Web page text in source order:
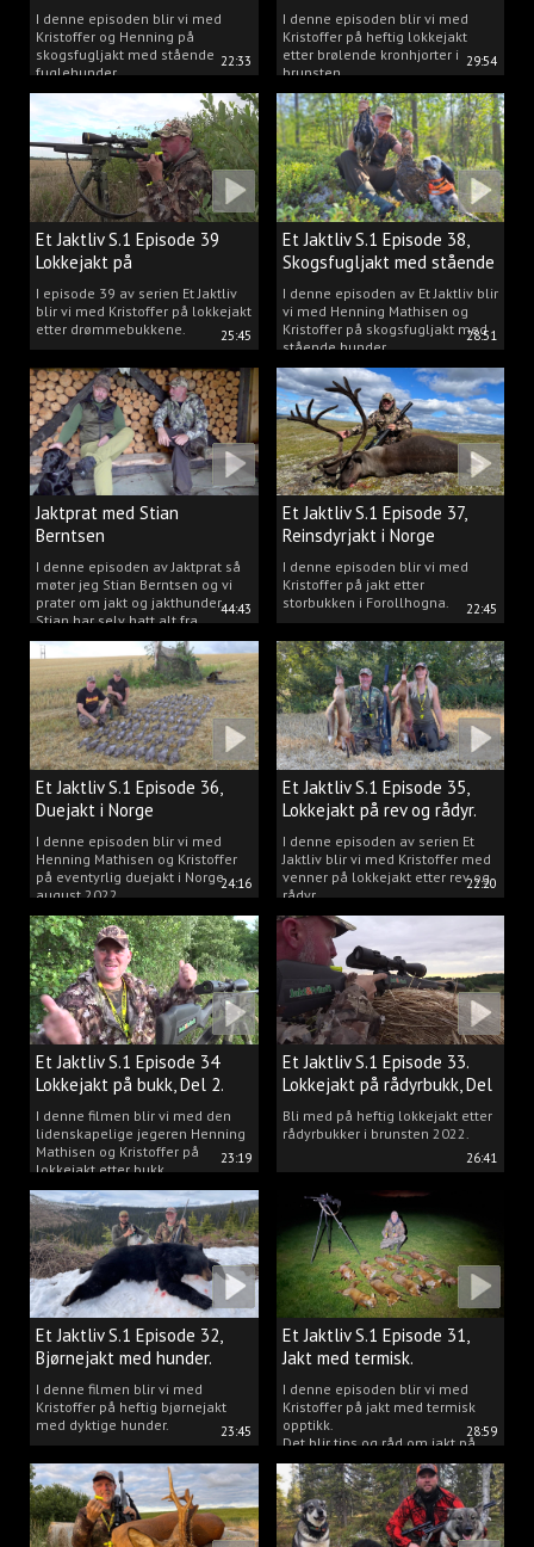
22:33
I denne episoden blir vi med
Kristoffer og Henning på
skogsfugljakt med stående
fuglehunder.
29:54
I denne episoden blir vi med
Kristoffer på heftig lokkejakt
etter brølende kronhjorter i
brunsten.
25:45
Et Jaktliv S.1 Episode 39
Lokkejakt på
drømmebukkene
I episode 39 av serien Et Jaktliv
blir vi med Kristoffer på lokkejakt
etter drømmebukkene.
28:51
Et Jaktliv S.1 Episode 38,
Skogsfugljakt med stående
hunder.
I denne episoden av Et Jaktliv blir
vi med Henning Mathisen og
Kristoffer på skogsfugljakt med
stående hunder.
44:43
Jaktprat med Stian
Berntsen
I denne episoden av Jaktprat så
møter jeg Stian Berntsen og vi
prater om jakt og jakthunder.
Stian har selv hatt alt fra
støvere, til elghunder,
rådyrhunder, spetser, apportører
og stående fuglehunder.
22:45
Et Jaktliv S.1 Episode 37,
Reinsdyrjakt i Norge
I denne episoden blir vi med
Kristoffer på jakt etter
storbukken i Forollhogna.
24:16
Et Jaktliv S.1 Episode 36,
Duejakt i Norge
I denne episoden blir vi med
Henning Mathisen og Kristoffer
på eventyrlig duejakt i Norge
august 2022.
22:20
Et Jaktliv S.1 Episode 35,
Lokkejakt på rev og rådyr.
I denne episoden av serien Et
Jaktliv blir vi med Kristoffer med
venner på lokkejakt etter rev og
rådyr.
23:19
Et Jaktliv S.1 Episode 34
Lokkejakt på bukk, Del 2.
I denne filmen blir vi med den
lidenskapelige jegeren Henning
Mathisen og Kristoffer på
lokkejakt etter bukk.
26:41
Et Jaktliv S.1 Episode 33.
Lokkejakt på rådyrbukk, Del
1.
Bli med på heftig lokkejakt etter
rådyrbukker i brunsten 2022.
23:45
Et Jaktliv S.1 Episode 32,
Bjørnejakt med hunder.
I denne filmen blir vi med
Kristoffer på heftig bjørnejakt
med dyktige hunder.
28:59
Et Jaktliv S.1 Episode 31,
Jakt med termisk.
I denne episoden blir vi med
Kristoffer på jakt med termisk
opptikk.
Det blir tips og råd om jakt på
både rev, villsvin og hjort og
masse jakt.